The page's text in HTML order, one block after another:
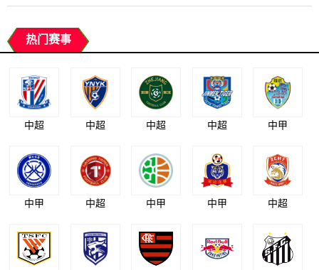
热门赛事
中超 中超 中超 中超 中甲
中甲 中超 中甲 中甲 中超